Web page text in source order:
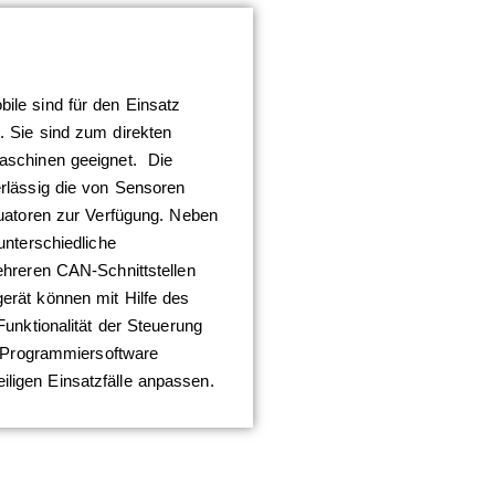
sind für den Einsatz
Sie sind zum direkten
geeignet. Die
die von Sensoren
zur Verfügung. Neben
CAN-Schnittstellen
können mit Hilfe des
der Steuerung
Einsatzfälle anpassen.